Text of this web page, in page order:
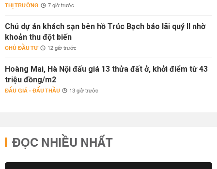
THỊ TRƯỜNG 7 giờ trước
Chủ dự án khách sạn bên hồ Trúc Bạch báo lãi quý II nhờ
khoản thu đột biến
CHỦ ĐẦU TƯ 12 giờ trước
Hoàng Mai, Hà Nội đấu giá 13 thửa đất ở, khởi điểm từ 43
triệu đồng/m2
ĐẤU GIÁ - ĐẤU THẦU 13 giờ trước
ĐỌC NHIỀU NHẤT